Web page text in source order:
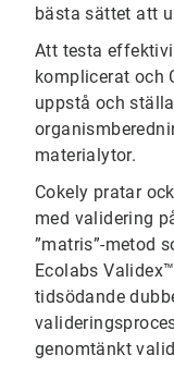
bästa sättet att
Att testa
komplicerat och
uppstå och
materialytor.
Cokely pratar
med validering
”matris”-metod
Ecolabs
tidsödande
genomtänkt